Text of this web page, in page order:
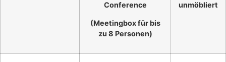
Conference
(Meetingbox für bis
zu 8 Personen)
unmöbliert